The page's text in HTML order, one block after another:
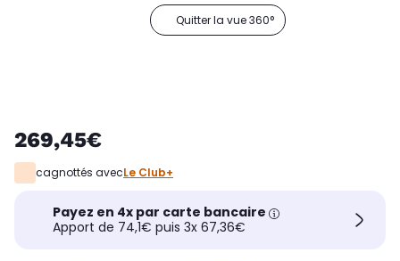
Quitter la vue 360°
269,45€
cagnottés avecLe Club+
Payez en 4x par carte bancaire
Apport de 74,1€ puis 3x 67,36€